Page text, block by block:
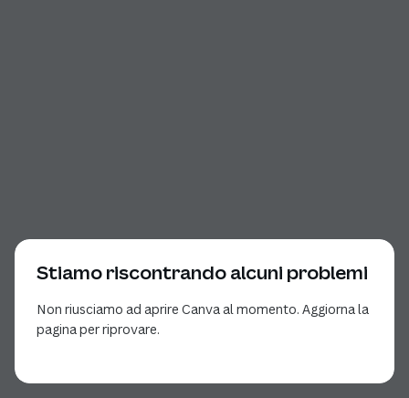
Stiamo riscontrando alcuni problemi
Non riusciamo ad aprire Canva al momento. Aggiorna la
pagina per riprovare.